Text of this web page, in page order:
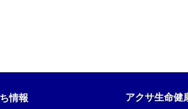
情報 アクサ生命健